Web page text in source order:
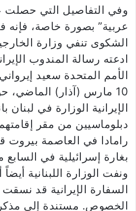
وفي التفاصيل التي حصلت
عربية” بصورة خاصة،
الشكوى تنفي وزارة
ادعته رسالة المندوب
الأمم المتحدة سعيد
10 مارس (آذار) الماضي،
الإيرانية الوزارة في لبنان
دبلوماسيين من مقر
رامادا في العاصمة بيروت
بغارة إسرائيلية في
ونفت الوزارة اللبنانية
السفارة الإيرانية قد نسقت
الخصوص. مستندة إلى